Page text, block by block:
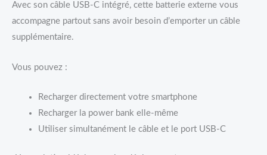
Avec son câble USB-C intégré, cette batterie externe vous
accompagne partout sans avoir besoin d’emporter un câble
supplémentaire.
Vous pouvez :
Recharger directement votre smartphone
Recharger la power bank elle-même
Utiliser simultanément le câble et le port USB-C